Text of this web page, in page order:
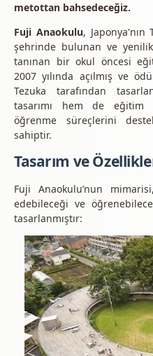
metottan bahsedeceğiz.
Fuji Anaokulu, Japonya'nın
şehrinde bulunan ve
tanınan bir okul öncesi
2007 yılında açılmış ve
Tezuka tarafından
tasarımı hem de eğitim
öğrenme süreçlerini
sahiptir.
Tasarım ve
Fuji Anaokulu’nun
edebileceği ve
tasarlanmıştır: